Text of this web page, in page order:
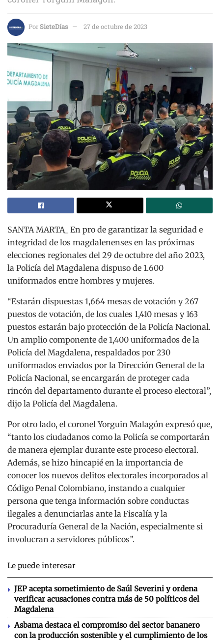
PorSieteDías 27 de octubre de 2023
SANTA MARTA_ En pro de garantizar la seguridad e
integridad de los magdalenenses en las próximas
elecciones regionales del 29 de octubre del año 2023,
la Policía del Magdalena dispuso de 1.600
uniformados entre hombres y mujeres.
“Estarán dispuestas 1,664 mesas de votación y 267
puestos de votación, de los cuales 1,410 mesas y 163
puestos estarán bajo protección de la Policía Nacional.
Un amplio componente de 1,400 uniformados de la
Policía del Magdalena, respaldados por 230
uniformados enviados por la Dirección General de la
Policía Nacional, se encargarán de proteger cada
rincón del departamento durante el proceso electoral”,
dijo la Policía del Magdalena.
Por otro lado, el coronel Yorguin Malagón expresó que,
“tanto los ciudadanos como la Policía se comportarán
de manera ejemplar durante este proceso electoral.
Además, se hizo hincapié en la importancia de
conocer los nuevos delitos electorales incorporados al
Código Penal Colombiano, instando a cualquier
persona que tenga información sobre conductas
ilegales a denunciarlas ante la Fiscalía y la
Procuraduría General de la Nación, especialmente si
involucran a servidores públicos”.
Le puede interesar
JEP acepta sometimiento de Saúl Severini y ordena
verificar acusaciones contra más de 50 políticos del
Magdalena
Asbama destaca el compromiso del sector bananero
con la producción sostenible y el cumplimiento de los